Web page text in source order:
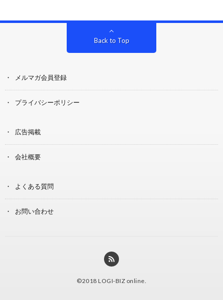
Back to Top
メルマガ会員登録
プライバシーポリシー
広告掲載
会社概要
よくある質問
お問い合わせ
©2018 LOGI-BIZ online